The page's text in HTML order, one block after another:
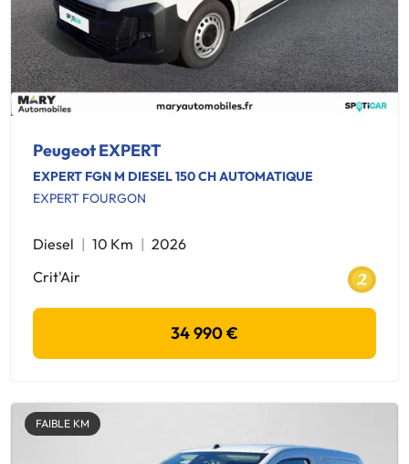
Peugeot EXPERT
EXPERT FGN M DIESEL 150 CH AUTOMATIQUE
EXPERT FOURGON
Diesel 10 Km
2026
Crit'Air
34 990 €
FAIBLE KM